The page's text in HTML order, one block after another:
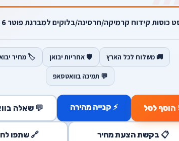
כוסות קידוח קרמיקה/חרסינה/בלוקים למברגת פוטר 6 גדלים.
🚚 משלוח לכל הארץ 🛡️ אחריות יבואן 🏷️ מחיר
💬 תמיכה בוואטסאפ
הוסף לסל ⚡ קנייה מהירה 💬 שאלה
📋 בקשת הצעת מחיר 🔗 שתפו